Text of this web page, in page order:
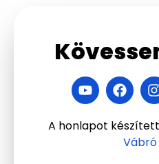
A honlapot